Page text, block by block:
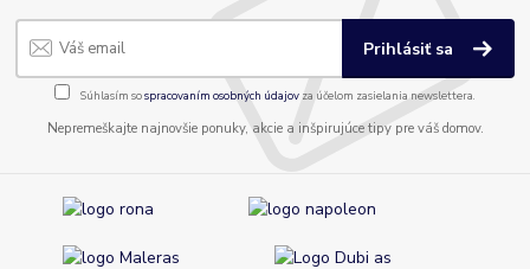
Prihlásiť sa
Súhlasím sospracovaním osobných údajov za účelom zasielania newslettera.
Nepremeškajte najnovšie ponuky, akcie a inšpirujúce tipy pre váš domov.